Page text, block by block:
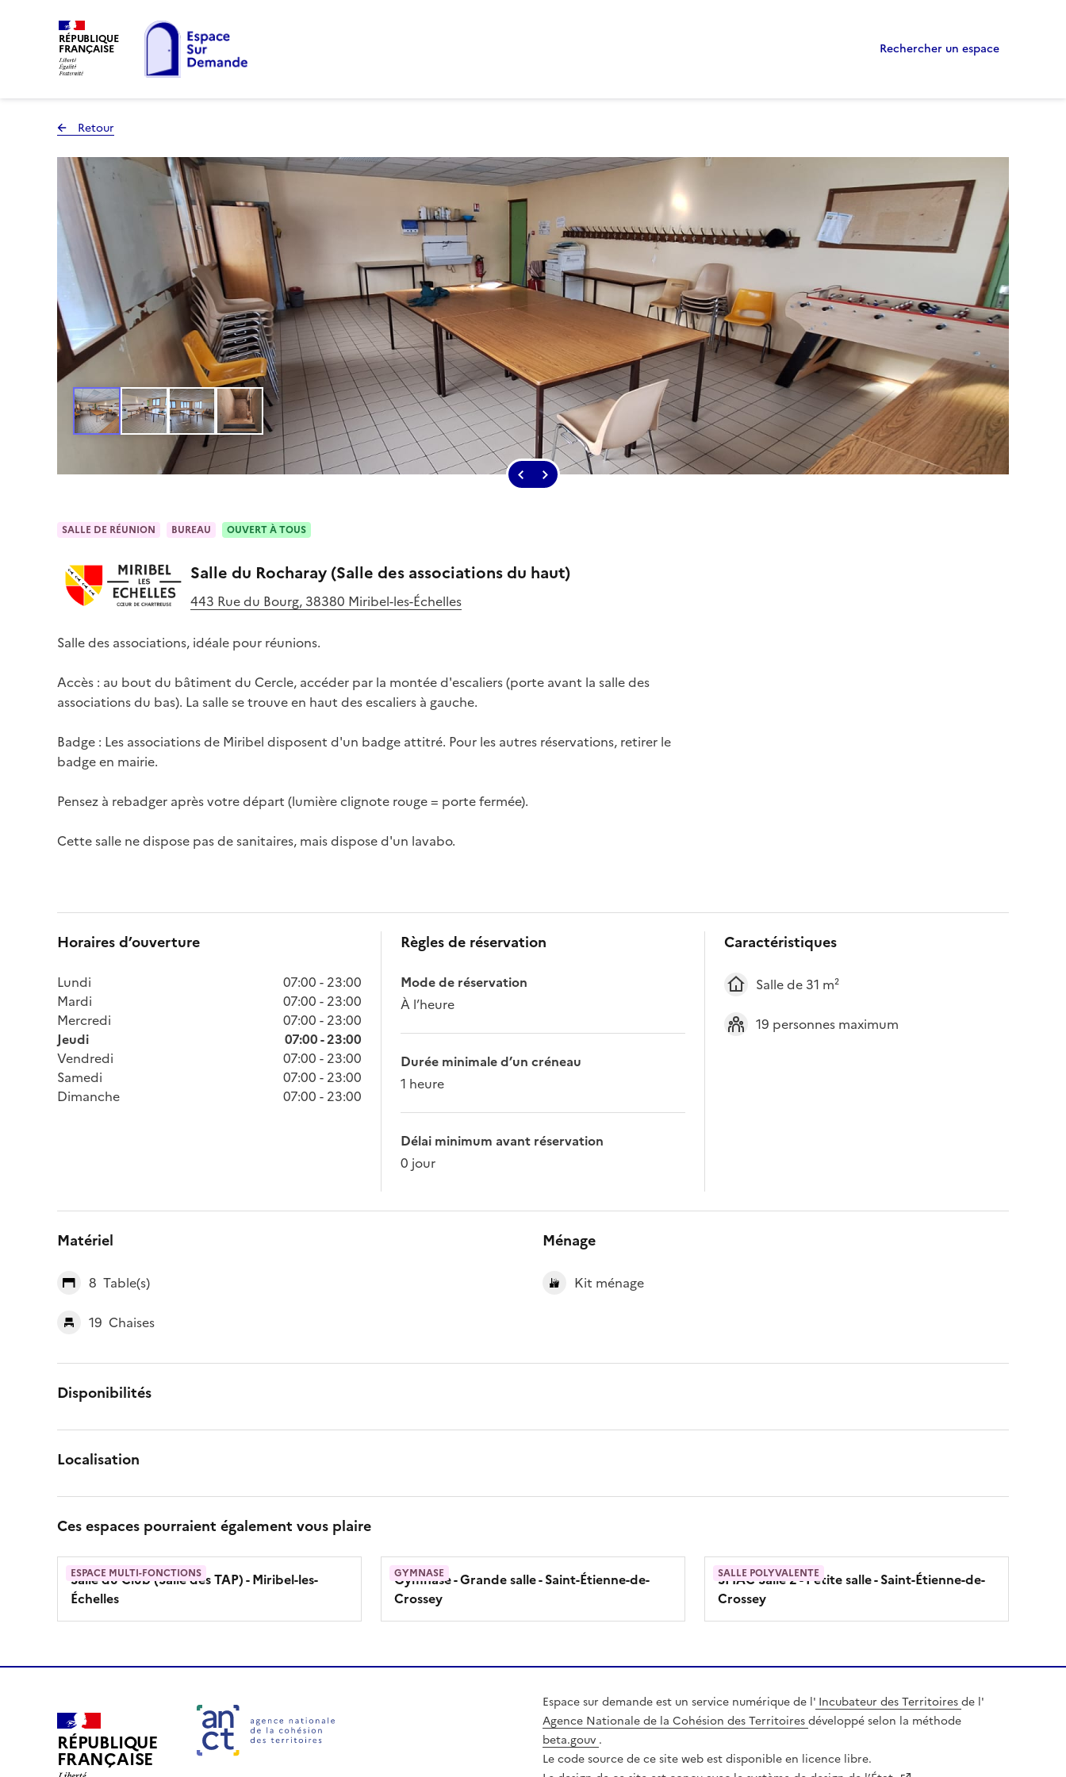
RÉPUBLIQUE
FRANÇAISE Rechercher un espace
Retour
SALLE DE RÉUNION BUREAU OUVERT À TOUS
Salle du Rocharay (Salle des associations du haut)
443 Rue du Bourg, 38380 Miribel-les-Échelles
Salle des associations, idéale pour réunions.
Accès : au bout du bâtiment du Cercle, accéder par la montée d'escaliers (porte avant la salle des
associations du bas). La salle se trouve en haut des escaliers à gauche.
Badge : Les associations de Miribel disposent d'un badge attitré. Pour les autres réservations, retirer le
badge en mairie.
Pensez à rebadger après votre départ (lumière clignote rouge = porte fermée).
Cette salle ne dispose pas de sanitaires, mais dispose d'un lavabo.
Horaires d’ouverture
Lundi
07:00 - 23:00
Mardi
07:00 - 23:00
Mercredi
07:00 - 23:00
Jeudi
07:00 - 23:00
Vendredi
07:00 - 23:00
Samedi
07:00 - 23:00
Dimanche
07:00 - 23:00
Règles de réservation
Mode de réservation
À l’heure
Durée minimale d’un créneau
1 heure
Délai minimum avant réservation
0 jour
Caractéristiques
Salle de 31 m²
19 personnes maximum
Matériel
8 Table(s)
19 Chaises
Ménage
Kit ménage
Disponibilités
Localisation
Ces espaces pourraient également vous plaire
ESPACE MULTI-FONCTIONS
Salle du Club (Salle des TAP)- Miribel-les-
Échelles
GYMNASE
Gymnase - Grande salle- Saint-Étienne-de-
Crossey
SALLE POLYVALENTE
SMAC Salle 2 - Petite salle- Saint-Étienne-de-
Crossey
RÉPUBLIQUE
FRANÇAISE
Espace sur demande est un service numérique de l' Incubateur des Territoiresde l'
Agence Nationale de la Cohésion des Territoiresdéveloppé selon la méthode
beta.gouv .
Le code source de ce site web est disponible en licence libre.